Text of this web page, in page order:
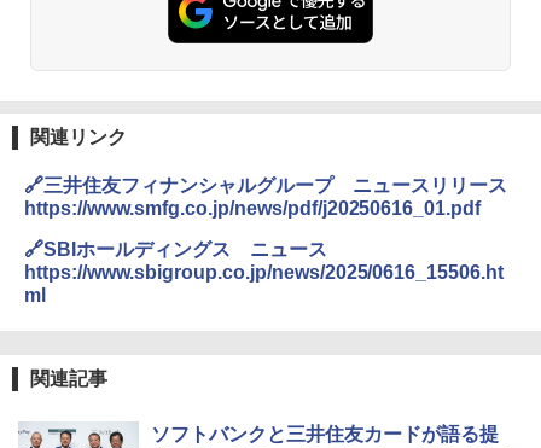
関連リンク
🔗三井住友フィナンシャルグループ ニュースリリース
https://www.smfg.co.jp/news/pdf/j20250616_01.pdf
🔗SBIホールディングス ニュース
https://www.sbigroup.co.jp/news/2025/0616_15506.ht
ml
関連記事
ソフトバンクと三井住友カードが語る提